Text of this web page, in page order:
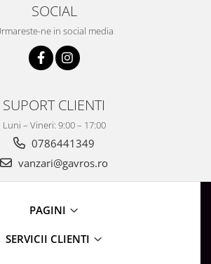
SOCIAL
ne in social media
SUPORT CLIENTI
Luni – Vineri: 9:00 – 17:00
0786441349
vanzari@gavros.ro
PAGINI
SERVICII CLIENTI